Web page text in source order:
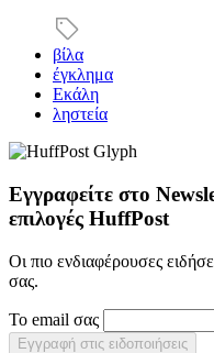
βίλα
έγκλημα
Εκάλη
ληστεία
Εγγραφείτε στο
επιλογές HuffPost
Οι πιο ενδιαφέρουσες
σας.
Το email σας
Εγγραφή στις ειδοποιήσεις